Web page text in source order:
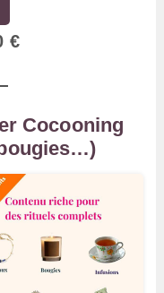
€
Cocooning